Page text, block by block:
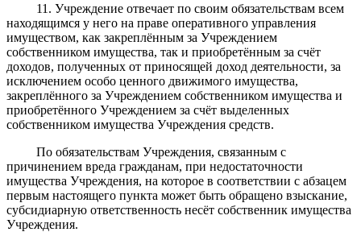
11. Учреждение отвечает по своим обязательствам всем
находящимся у него на праве оперативного управления
имуществом, как закреплённым за Учреждением
собственником имущества, так и приобретённым за счёт
доходов, полученных от приносящей доход деятельности, за
исключением особо ценного движимого имущества,
закреплённого за Учреждением собственником имущества и
приобретённого Учреждением за счёт выделенных
собственником имущества Учреждения средств.
По обязательствам Учреждения, связанным с
причинением вреда гражданам, при недостаточности
имущества Учреждения, на которое в соответствии с абзацем
первым настоящего пункта может быть обращено взыскание,
субсидиарную ответственность несёт собственник имущества
Учреждения.